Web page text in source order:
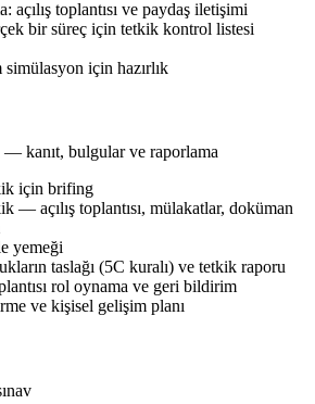
açılış toplantısı ve paydaş iletişimi
bir süreç için tetkik kontrol listesi
simülasyon için hazırlık
kanıt, bulgular ve raporlama
için brifing
— açılış toplantısı, mülakatlar, doküman
yemeği
taslağı (5C kuralı) ve tetkik raporu
rol oynama ve geri bildirim
ve kişisel gelişim planı